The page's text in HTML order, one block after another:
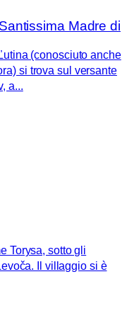
Madre di
(conosciuto anche
si trova sul versante
a...
Torysa, sotto gli
Il villaggio si è